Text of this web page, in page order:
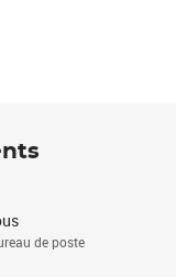
de poste